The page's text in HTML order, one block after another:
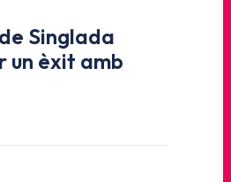
Singlada
un èxit amb